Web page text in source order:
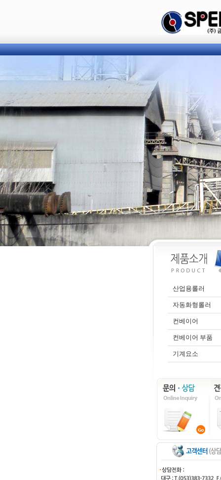
산업용롤러
자동화형롤러
컨베이어
컨베이어 부품
기계요소